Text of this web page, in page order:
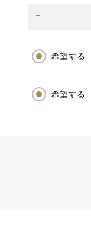
希望する
希望する